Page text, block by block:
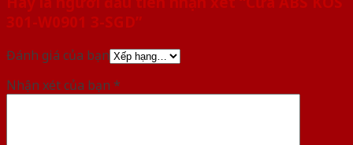
301-W0901 3-SGD”
Đánh giá của bạn
Nhận xét của bạn *